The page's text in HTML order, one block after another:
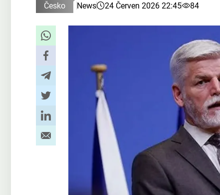
Česko News 24 Červen 2026 22:45 84